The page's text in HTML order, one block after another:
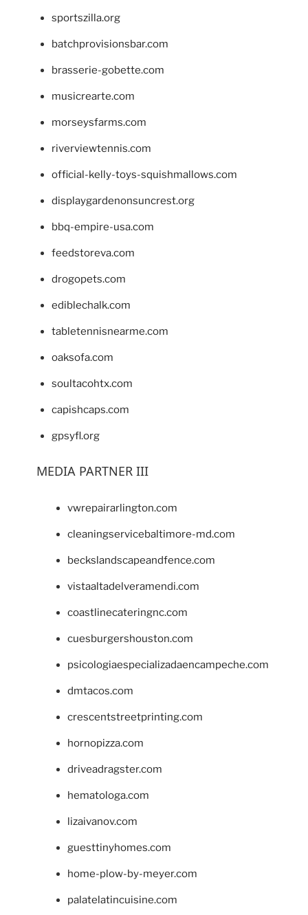
sportszilla.org
batchprovisionsbar.com
brasserie-gobette.com
musicrearte.com
morseysfarms.com
riverviewtennis.com
official-kelly-toys-squishmallows.com
displaygardenonsuncrest.org
bbq-empire-usa.com
feedstoreva.com
drogopets.com
ediblechalk.com
tabletennisnearme.com
oaksofa.com
soultacohtx.com
capishcaps.com
gpsyfl.org
MEDIA PARTNER III
vwrepairarlington.com
cleaningservicebaltimore-md.com
beckslandscapeandfence.com
vistaaltadelveramendi.com
coastlinecateringnc.com
cuesburgershouston.com
psicologiaespecializadaencampeche.com
dmtacos.com
crescentstreetprinting.com
hornopizza.com
driveadragster.com
hematologa.com
lizaivanov.com
guesttinyhomes.com
home-plow-by-meyer.com
palatelatincuisine.com